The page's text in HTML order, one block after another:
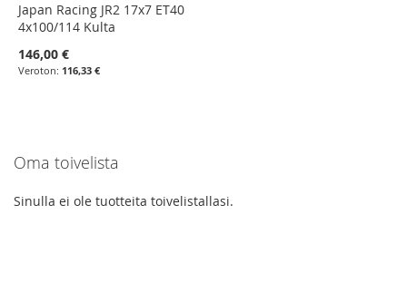
Japan Racing JR2 17x7 ET40
4x100/114 Kulta
146,00 €
116,33 €
Oma toivelista
Sinulla ei ole tuotteita toivelistallasi.